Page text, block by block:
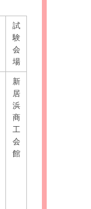
試
験
会
場
新
居
浜
商
工
会
館